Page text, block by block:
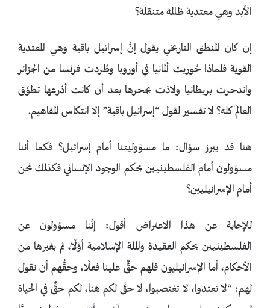
الأبد وهي معتدية ظالمة متنقلة؟
إن كان المنطق التاريخي يقول إنَّ إسرائيل باقية وهي المعتدية
القوية فلماذا حُوربت ألمانيا في أوروبا وطُردت فرنسا من الجزائر
واندحرت بريطانيا ولاذت بجحرها بعد أن كانت أذرعها تطوِّق
العالمَ كله؟ لا تفسير لقول “إسرائيل باقية” إلا انتكاس المفاهيم.
هنا قد يبرز سؤال: ما مسؤوليتنا أمام إسرائيل؟ فكما أننا
مسؤولون أمام الفلسطينيين بحكم الوجود الإنساني فكذلك نحن
أمام الإسرائيليين؟
للإجابة عن هذا الاعتراض أقول: إنَّنا مسؤولون عن
الفلسطينيين بحكم العقيدة والملة الإسلامية أوَّلًا، ثم بغيرها من
الأحكام، أما الإسرائيليون فلهم حقٌّ علينا فعلًا، وحقُّهم أن نقول
لهم: “لا تعتدوا، لا تغتصبوا، لا حقَّ لكم هنا، لكم حقٌّ في الحياة